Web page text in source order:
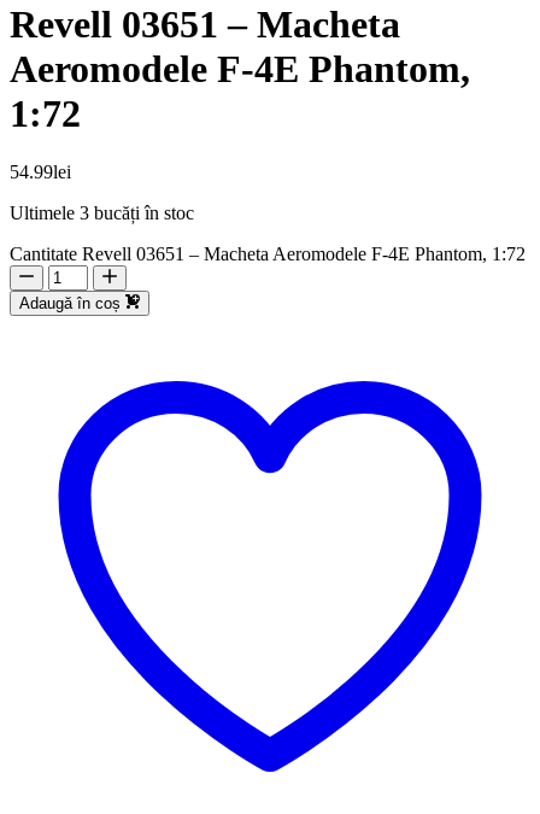
Revell 03651 – Macheta
Aeromodele F-4E Phantom,
1:72
54.99lei
Ultimele 3 bucăți în stoc
Cantitate Revell 03651 – Macheta Aeromodele F-4E Phantom, 1:72
Adaugă în coș